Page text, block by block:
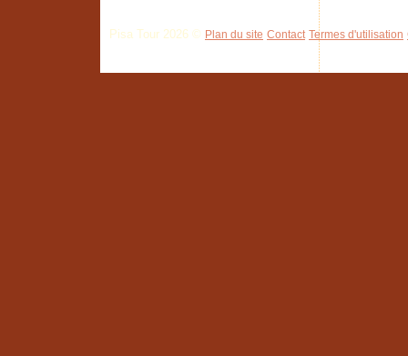
Pisa Tour 2026 © Plan du site Contact Termes d'utilisation